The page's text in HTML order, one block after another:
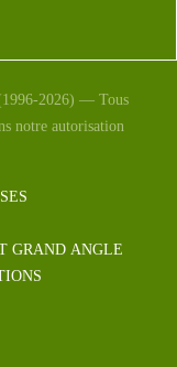
2026) — Tous
notre autorisation
GRAND ANGLE